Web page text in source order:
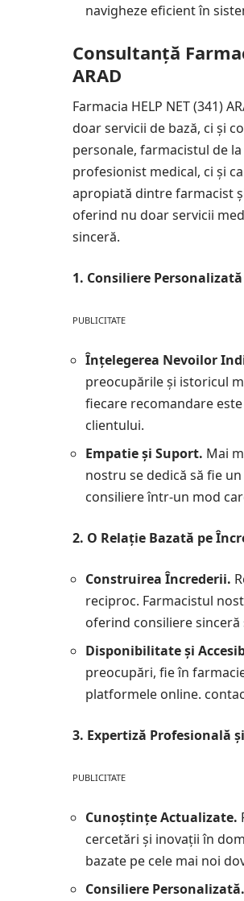
navigheze eficient în
Consultanță
ARAD
Farmacia HELP NET (341)
doar servicii de bază, ci și
personale, farmacistul de la
profesionist medical, ci și
apropiată dintre farmacist
oferind nu doar servicii
sinceră.
1. Consiliere
PUBLICITATE
Înțelegerea Nevoilor
preocupările și istoricul
fiecare recomandare
clientului.
Empatie și Suport. Mai
nostru se dedică să fie
consiliere într-un mod
2. O Relație Bazată pe
Construirea Încrederii.
reciproc. Farmacistul
oferind consiliere sinceră
Disponibilitate și
preocupări, fie în
platformele online.
3. Expertiză Profesională
PUBLICITATE
Cunoștințe Actualizate.
cercetări și inovații în
bazate pe cele mai noi
Consiliere Personalizată.